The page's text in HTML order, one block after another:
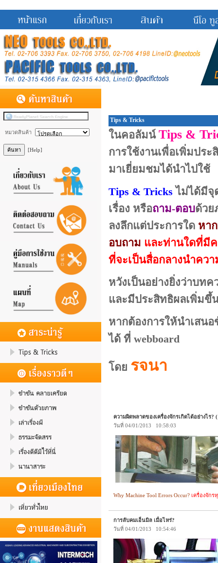
หมวดสินค้า
[Help]
Tips & Tricks
ในคอลัมน์ Tips &
การใช้งานเพื่อเพิ่มปร
มาเยี่ยมชมได้นำไปใช้
Tips & Tricks ไม่ได้มีจุ
เรื่อง หรือถาม-ตอบด้วย
ลงลึกแต่ประการใด หา
อบถาม และท่านใดที่มี
ที่จะเป็นสื่อกลางนำคว
หวังเป็นอย่างยิ่งว่าบท
และมีประสิทธิผลเพิ่มขึ้
หากต้องการให้นำเสน
ได้ ที่ webboard
โดย รจนา
ความผิดพลาดของเครื่องจักรเกิดได้อย่างไร?
วันที่ 04/01/2013 10:58:03
Why Machine Tool Errors Occur? เครื่องจักร
การลับคมเอ็นมิล เมื่อไหร่?
วันที่ 04/01/2013 10:54:46